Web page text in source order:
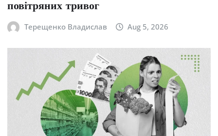
повітряних тривог
Терещенко Владислав Aug 5, 2026